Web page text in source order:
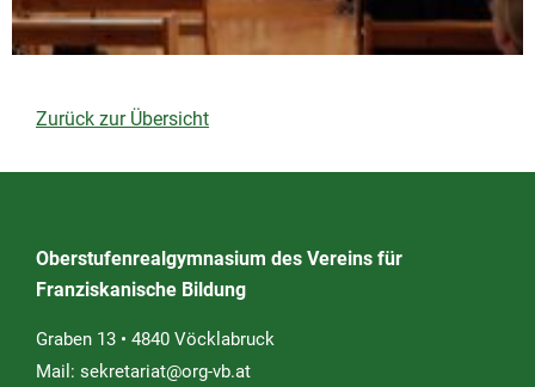
Zurück zur Übersicht
Oberstufenrealgymnasium des Vereins für
Franziskanische Bildung
Graben 13 • 4840 Vöcklabruck
Mail: sekretariat@org-vb.at